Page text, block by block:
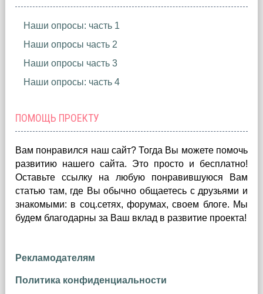
Наши опросы: часть 1
Наши опросы часть 2
Наши опросы часть 3
Наши опросы: часть 4
ПОМОЩЬ ПРОЕКТУ
Вам понравился наш сайт? Тогда Вы можете помочь
развитию нашего сайта. Это просто и бесплатно!
Оставьте ссылку на любую понравившуюся Вам
статью там, где Вы обычно общаетесь с друзьями и
знакомыми: в соц.сетях, форумах, своем блоге. Мы
будем благодарны за Ваш вклад в развитие проекта!
Рекламодателям
Политика конфиденциальности